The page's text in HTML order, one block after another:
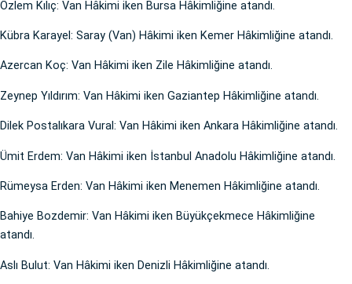
Özlem Kılıç: Van Hâkimi iken Bursa Hâkimliğine atandı.
Kübra Karayel: Saray (Van) Hâkimi iken Kemer Hâkimliğine atandı.
Azercan Koç: Van Hâkimi iken Zile Hâkimliğine atandı.
Zeynep Yıldırım: Van Hâkimi iken Gaziantep Hâkimliğine atandı.
Dilek Postalıkara Vural: Van Hâkimi iken Ankara Hâkimliğine atandı.
Ümit Erdem: Van Hâkimi iken İstanbul Anadolu Hâkimliğine atandı.
Rümeysa Erden: Van Hâkimi iken Menemen Hâkimliğine atandı.
Bahiye Bozdemir: Van Hâkimi iken Büyükçekmece Hâkimliğine
atandı.
Aslı Bulut: Van Hâkimi iken Denizli Hâkimliğine atandı.